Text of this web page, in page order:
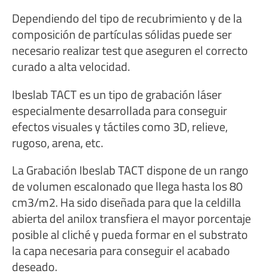
Dependiendo del tipo de recubrimiento y de la
composición de partículas sólidas puede ser
necesario realizar test que aseguren el correcto
curado a alta velocidad.
Ibeslab TACT es un tipo de grabación láser
especialmente desarrollada para conseguir
efectos visuales y táctiles como 3D, relieve,
rugoso, arena, etc.
La Grabación Ibeslab TACT dispone de un rango
de volumen escalonado que llega hasta los 80
cm3/m2. Ha sido diseñada para que la celdilla
abierta del anilox transfiera el mayor porcentaje
posible al cliché y pueda formar en el substrato
la capa necesaria para conseguir el acabado
deseado.